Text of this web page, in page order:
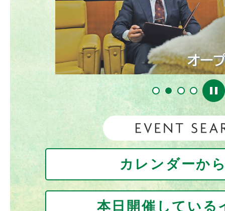
2026年07月28日
キャッシュレス納付などeLTAX
らせ
2026年07月26日
愛の献血にご協力お願いします
2026年07月24日
令和8年度キャッシュレス商品
1 2 3 4
カレンダーか
本日開催している